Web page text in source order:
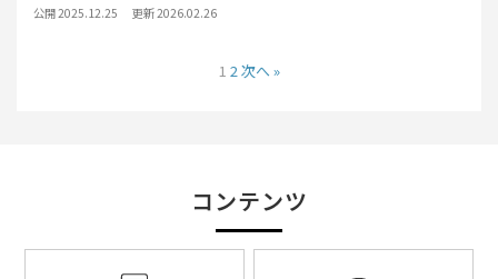
公開 2025.12.25 更新 2026.02.26
1 2次へ »
コンテンツ